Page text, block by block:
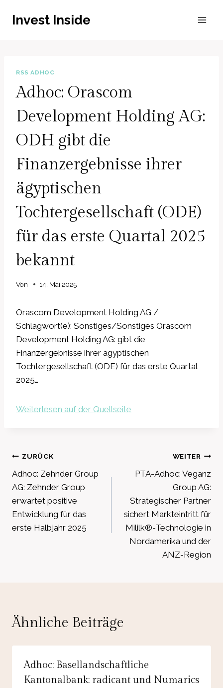
InhaltInvest Inside
RSS ADHOC
Adhoc: Orascom
Development Holding AG:
ODH gibt die
Finanzergebnisse ihrer
ägyptischen
Tochtergesellschaft (ODE)
für das erste Quartal 2025
bekannt
Von 14. Mai 2025
Orascom Development Holding AG /
Schlagwort(e): Sonstiges/Sonstiges Orascom
Development Holding AG: gibt die
Finanzergebnisse ihrer ägyptischen
Tochtergesellschaft (ODE) für das erste Quartal
2025…
Weiterlesen auf der Quellseite
Beitragsnavigation
ZURÜCK
Adhoc: Zehnder Group
AG: Zehnder Group
erwartet positive
Entwicklung für das
erste Halbjahr 2025
WEITER
PTA-Adhoc: Veganz
Group AG:
Strategischer Partner
sichert Markteintritt für
Mililk®-Technologie in
Nordamerika und der
ANZ-Region
Ähnliche Beiträge
Adhoc: Basellandschaftliche
Kantonalbank: radicant und Numarics